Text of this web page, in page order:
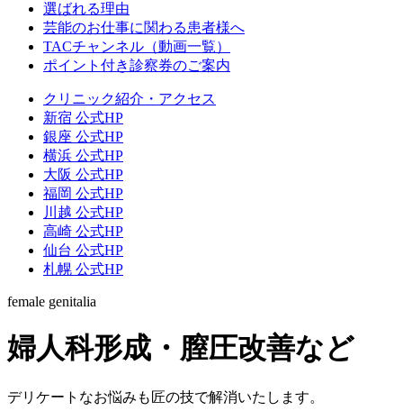
選ばれる理由
芸能のお仕事に関わる患者様へ
TACチャンネル（動画一覧）
ポイント付き診察券のご案内
クリニック紹介・アクセス
新宿 公式HP
銀座 公式HP
横浜 公式HP
大阪 公式HP
福岡 公式HP
川越 公式HP
高崎 公式HP
仙台 公式HP
札幌 公式HP
female genitalia
婦人科形成・膣圧改善など
デリケートなお悩みも匠の技で解消いたします。